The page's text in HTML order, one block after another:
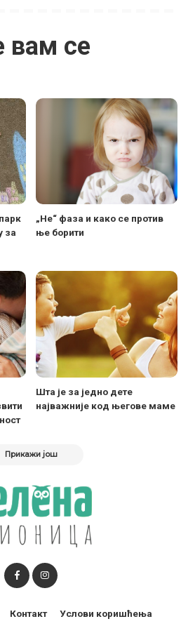
се
за
„Не“ фаза и како се против
ње борити
Шта је за једно дете
најважније код његове маме
Прикажи још
Контакт Услови коришћења